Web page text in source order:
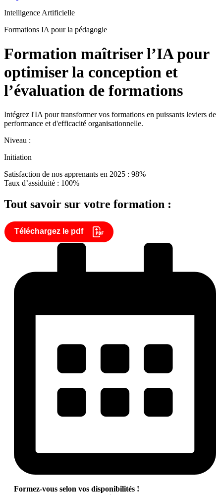
Intelligence Artificielle
Formations IA pour la pédagogie
Formation maîtriser l’IA pour
optimiser la conception et
l’évaluation de formations
Intégrez l'IA pour transformer vos formations en puissants leviers de
performance et d'efficacité organisationnelle.
Niveau :
Initiation
Satisfaction de nos apprenants en 2025 : 98%
Taux d’assiduité : 100%
Tout savoir sur votre formation :
Téléchargez le pdf
Formez-vous selon vos disponibilités !